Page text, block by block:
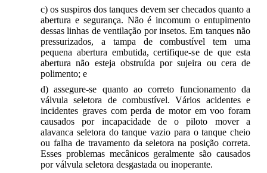
c) os suspiros dos tanques devem ser checados quanto a
abertura e segurança. Não é incomum o entupimento
dessas linhas de ventilação por insetos. Em tanques não
pressurizados, a tampa de combustível tem uma
pequena abertura embutida, certifique-se de que esta
abertura não esteja obstruída por sujeira ou cera de
polimento; e
d) assegure-se quanto ao correto funcionamento da
válvula seletora de combustível. Vários acidentes e
incidentes graves com perda de motor em voo foram
causados por incapacidade de o piloto mover a
alavanca seletora do tanque vazio para o tanque cheio
ou falha de travamento da seletora na posição correta.
Esses problemas mecânicos geralmente são causados
por válvula seletora desgastada ou inoperante.